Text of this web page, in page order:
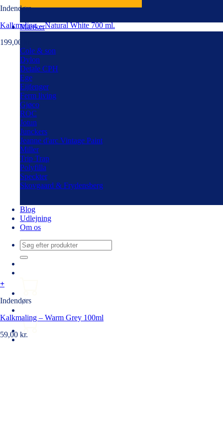
Mærker
Cole & son
Dylon
Detale CPH
Ege
Eijfenger
Ferm living
Gjøco
ROC
Jotun
Junckers
Jeanne d'arc Vintage Paint
Miller
Trip Trap
Polyfilla
Speckter
Skovgaard & Frydensberg
Blog
Udlejning
Om os
Søg
efter:
Indendørs
Kalkmaling – Natural White 700 ml.
199,00
+
Indendørs
Kalkmaling – Warm Grey 100ml
59,00 kr.